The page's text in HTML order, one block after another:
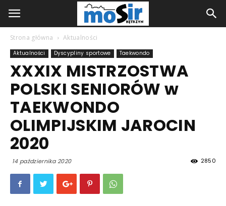
Strona główna Aktualności
Aktualności Dyscypliny sportowe Taekwondo
XXXIX MISTRZOSTWA
POLSKI SENIORÓW w
TAEKWONDO
OLIMPIJSKIM JAROCIN
2020
14 października 2020 2850